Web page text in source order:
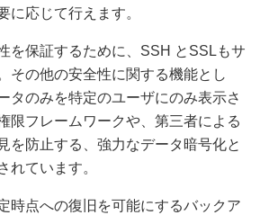
に応じて行えます。
を保証するために、SSH とSSLもサ
その他の安全性に関する機能とし
タのみを特定のユーザにのみ表示さ
限フレームワークや、第三者による
を防止する、強力なデータ暗号化と
れています。
時点への復旧を可能にするバックア